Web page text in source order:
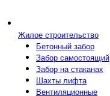
Жилое строительство
Бетонный забор
Забор самостоящий
Забор на стаканах
Шахты лифта
Вентиляционные